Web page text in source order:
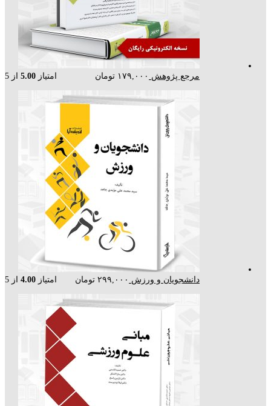
مرجع پژوهش امتیاز 5.00 از 5 ۱۷۹,۰۰۰ تومان
دانشجویان و ورزش امتیاز 4.00 از 5 ۲۹۹,۰۰۰ تومان